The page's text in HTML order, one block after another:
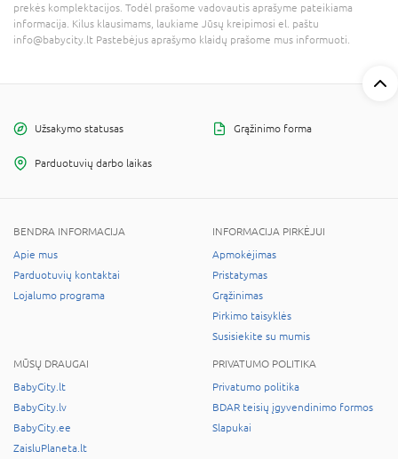
prekės komplektacijos. Todėl prašome vadovautis aprašyme pateikiama
informacija. Kilus klausimams, laukiame Jūsų kreipimosi el. paštu
info@babycity.lt Pastebėjus aprašymo klaidų prašome mus informuoti.
Užsakymo statusas Grąžinimo forma
Parduotuvių darbo laikas
BENDRA INFORMACIJA
Apie mus
Parduotuvių kontaktai
Lojalumo programa
INFORMACIJA PIRKĖJUI
Apmokėjimas
Pristatymas
Grąžinimas
Pirkimo taisyklės
Susisiekite su mumis
MŪSŲ DRAUGAI
BabyCity.lt
BabyCity.lv
BabyCity.ee
ZaisluPlaneta.lt
PRIVATUMO POLITIKA
Privatumo politika
BDAR teisių įgyvendinimo formos
Slapukai